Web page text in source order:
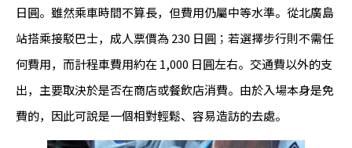
日圓。雖然乘車時間不算長，但費用仍屬中等水準。從北廣島
站搭乘接駁巴士，成人票價為 230 日圓；若選擇步行則不需任
何費用，而計程車費用約在 1,000 日圓左右。交通費以外的支
出，主要取決於是否在商店或餐飲店消費。由於入場本身是免
費的，因此可說是一個相對輕鬆、容易造訪的去處。